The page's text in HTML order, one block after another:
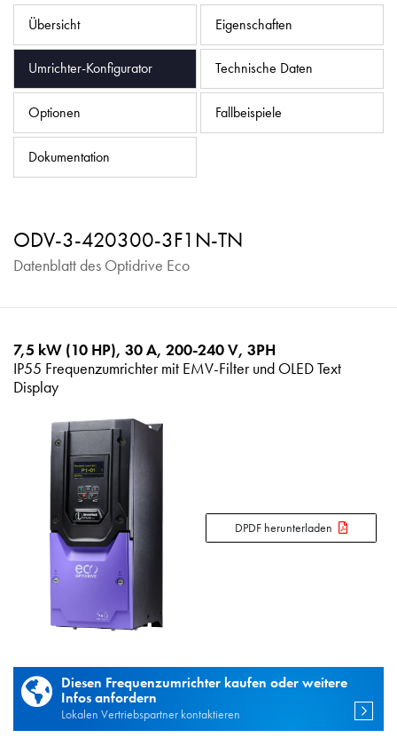
Übersicht Eigenschaften
Umrichter-Konfigurator Technische Daten
Optionen Fallbeispiele
Dokumentation
ODV-3-420300-3F1N-TN
Datenblatt des Optidrive Eco
7,5 kW (10 HP), 30 A, 200-240 V, 3PH
IP55 Frequenzumrichter mit EMV-Filter und OLED Text
Display
DPDF herunterladen
Diesen Frequenzumrichter kaufen oder weitere
Infos anfordern
Lokalen Vertriebspartner kontaktieren
Datenschutzrichtlinie
Sitemap